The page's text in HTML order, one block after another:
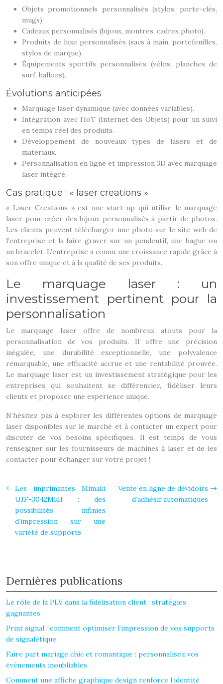
Objets promotionnels personnalisés (stylos, porte-clés,
mugs).
Cadeaux personnalisés (bijoux, montres, cadres photo).
Produits de luxe personnalisés (sacs à main, portefeuilles,
stylos de marque).
Équipements sportifs personnalisés (vélos, planches de
surf, ballons).
Évolutions anticipées
Marquage laser dynamique (avec données variables).
Intégration avec l’IoT (Internet des Objets) pour un suivi
en temps réel des produits.
Développement de nouveaux types de lasers et de
matériaux.
Personnalisation en ligne et impression 3D avec marquage
laser intégré.
Cas pratique : « laser creations »
« Laser Creations » est une start-up qui utilise le marquage
laser pour créer des bijoux personnalisés à partir de photos.
Les clients peuvent télécharger une photo sur le site web de
l’entreprise et la faire graver sur un pendentif, une bague ou
un bracelet. L’entreprise a connu une croissance rapide grâce à
son offre unique et à la qualité de ses produits.
Le marquage laser : un
investissement pertinent pour la
personnalisation
Le marquage laser offre de nombreux atouts pour la
personnalisation de vos produits. Il offre une précision
inégalée, une durabilité exceptionnelle, une polyvalence
remarquable, une efficacité accrue et une rentabilité prouvée.
Le marquage laser est un investissement stratégique pour les
entreprises qui souhaitent se différencier, fidéliser leurs
clients et proposer une expérience unique.
N’hésitez pas à explorer les différentes options de marquage
laser disponibles sur le marché et à contacter un expert pour
discuter de vos besoins spécifiques. Il est temps de vous
renseigner sur les fournisseurs de machines à laser et de les
contacter pour échanger sur votre projet !
Les imprimantes Mimaki
UJF-3042MkII : des
possibilités infinies
d’impression sur une
variété de supports
Vente en ligne de dévidoirs
d’adhésif automatiques
Dernières publications
Le rôle de la PLV dans la fidélisation client : stratégies
gagnantes
Print signal : comment optimiser l’impression de vos supports
de signalétique
Faire part mariage chic et romantique : personnalisez vos
événements inoubliables
Comment une affiche graphique design renforce l’identité